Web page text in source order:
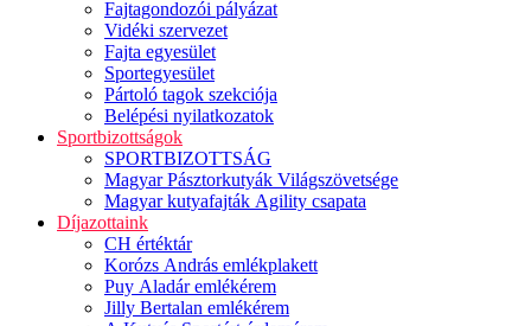
Fajtagondozói pályázat
Vidéki szervezet
Fajta egyesület
Sportegyesület
Pártoló tagok szekciója
Belépési nyilatkozatok
Sportbizottságok
SPORTBIZOTTSÁG
Magyar Pásztorkutyák Világszövetsége
Magyar kutyafajták Agility csapata
Díjazottaink
CH értéktár
Korózs András emlékplakett
Puy Aladár emlékérem
Jilly Bertalan emlékérem